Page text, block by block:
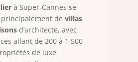
à Super-Cannes se
de villas
d’architecte, avec
allant de 200 à 1 500
de luxe